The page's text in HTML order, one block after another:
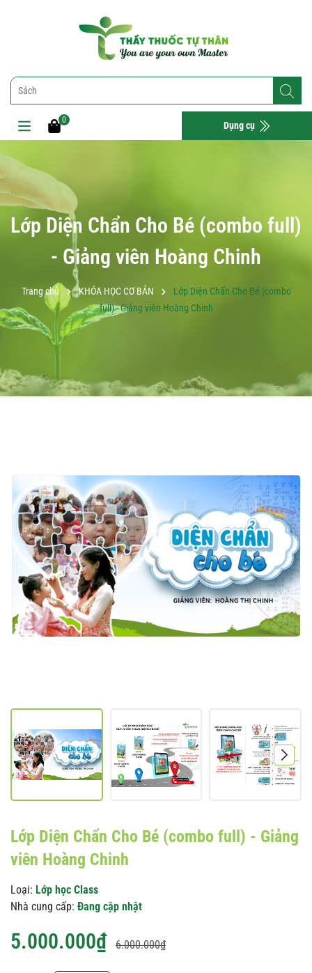
0 Dụng cụ
Lớp Diện Chẩn Cho Bé (combo full)
- Giảng viên Hoàng Chinh
Trang chủ KHÓA HỌC CƠ BẢN
Lớp Diện Chẩn Cho Bé (combo
full) - Giảng viên Hoàng Chinh
Lớp Diện Chẩn Cho Bé (combo full) - Giảng
viên Hoàng Chinh
Loại: Lớp học Class
Nhà cung cấp: Đang cập nhật
5.000.000₫ 6.000.000₫